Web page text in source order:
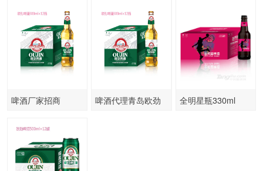
啤酒厂家招商
啤酒代理青岛欧劲
全明星瓶330ml